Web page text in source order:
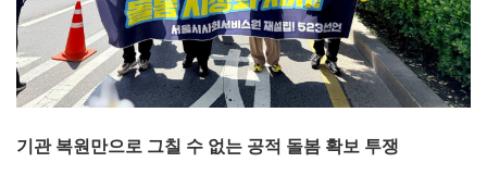
기관 복원만으로 그칠 수 없는 공적 돌봄 확보 투쟁